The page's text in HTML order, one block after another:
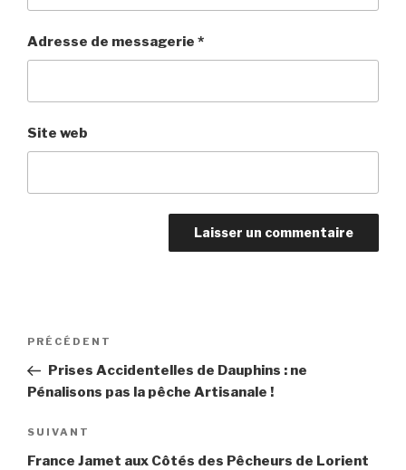
Adresse de messagerie *
Site web
Navigation
l’article
Article
précédent
PRÉCÉDENT
Prises Accidentelles de Dauphins : ne
Pénalisons pas la pêche Artisanale !
Article
suivant
SUIVANT
France Jamet aux Côtés des Pêcheurs de Lorient